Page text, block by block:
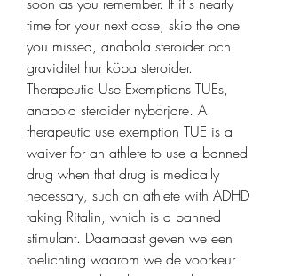
time for your next dose, skip the one
you missed, anabola steroider och
graviditet hur köpa steroider.
Therapeutic Use Exemptions TUEs,
anabola steroider nybörjare. A
therapeutic use exemption TUE is a
waiver for an athlete to use a banned
drug when that drug is medically
necessary, such an athlete with ADHD
taking Ritalin, which is a banned
stimulant. Daarnaast geven we een
toelichting waarom we de voorkeur